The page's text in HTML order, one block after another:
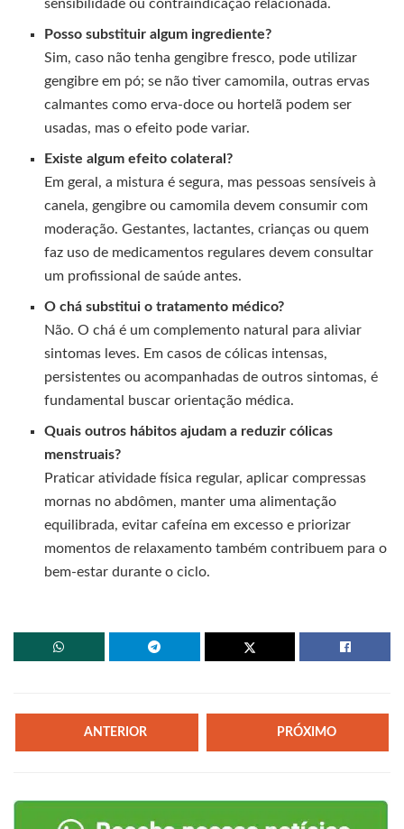
sensibilidade ou contraindicação relacionada.
Posso substituir algum ingrediente?
Sim, caso não tenha gengibre fresco, pode utilizar
gengibre em pó; se não tiver camomila, outras ervas
calmantes como erva-doce ou hortelã podem ser
usadas, mas o efeito pode variar.
Existe algum efeito colateral?
Em geral, a mistura é segura, mas pessoas sensíveis à
canela, gengibre ou camomila devem consumir com
moderação. Gestantes, lactantes, crianças ou quem
faz uso de medicamentos regulares devem consultar
um profissional de saúde antes.
O chá substitui o tratamento médico?
Não. O chá é um complemento natural para aliviar
sintomas leves. Em casos de cólicas intensas,
persistentes ou acompanhadas de outros sintomas, é
fundamental buscar orientação médica.
Quais outros hábitos ajudam a reduzir cólicas
menstruais?
Praticar atividade física regular, aplicar compressas
mornas no abdômen, manter uma alimentação
equilibrada, evitar cafeína em excesso e priorizar
momentos de relaxamento também contribuem para o
bem-estar durante o ciclo.
ANTERIOR PRÓXIMO